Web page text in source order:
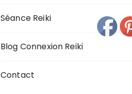
Séance Reiki
Blog Connexion Reiki
Contact